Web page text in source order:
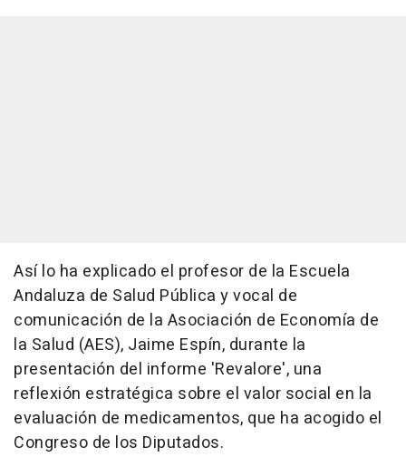
Así lo ha explicado el profesor de la Escuela
Andaluza de Salud Pública y vocal de
comunicación de la Asociación de Economía de
la Salud (AES), Jaime Espín, durante la
presentación del informe 'Revalore', una
reflexión estratégica sobre el valor social en la
evaluación de medicamentos, que ha acogido el
Congreso de los Diputados.